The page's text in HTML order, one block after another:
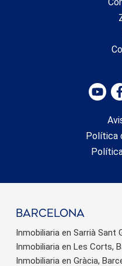
Política
barcelona
Inmobiliaria en Sarrià Sant
Inmobiliaria en Les Corts,
Inmobiliaria en Gràcia,